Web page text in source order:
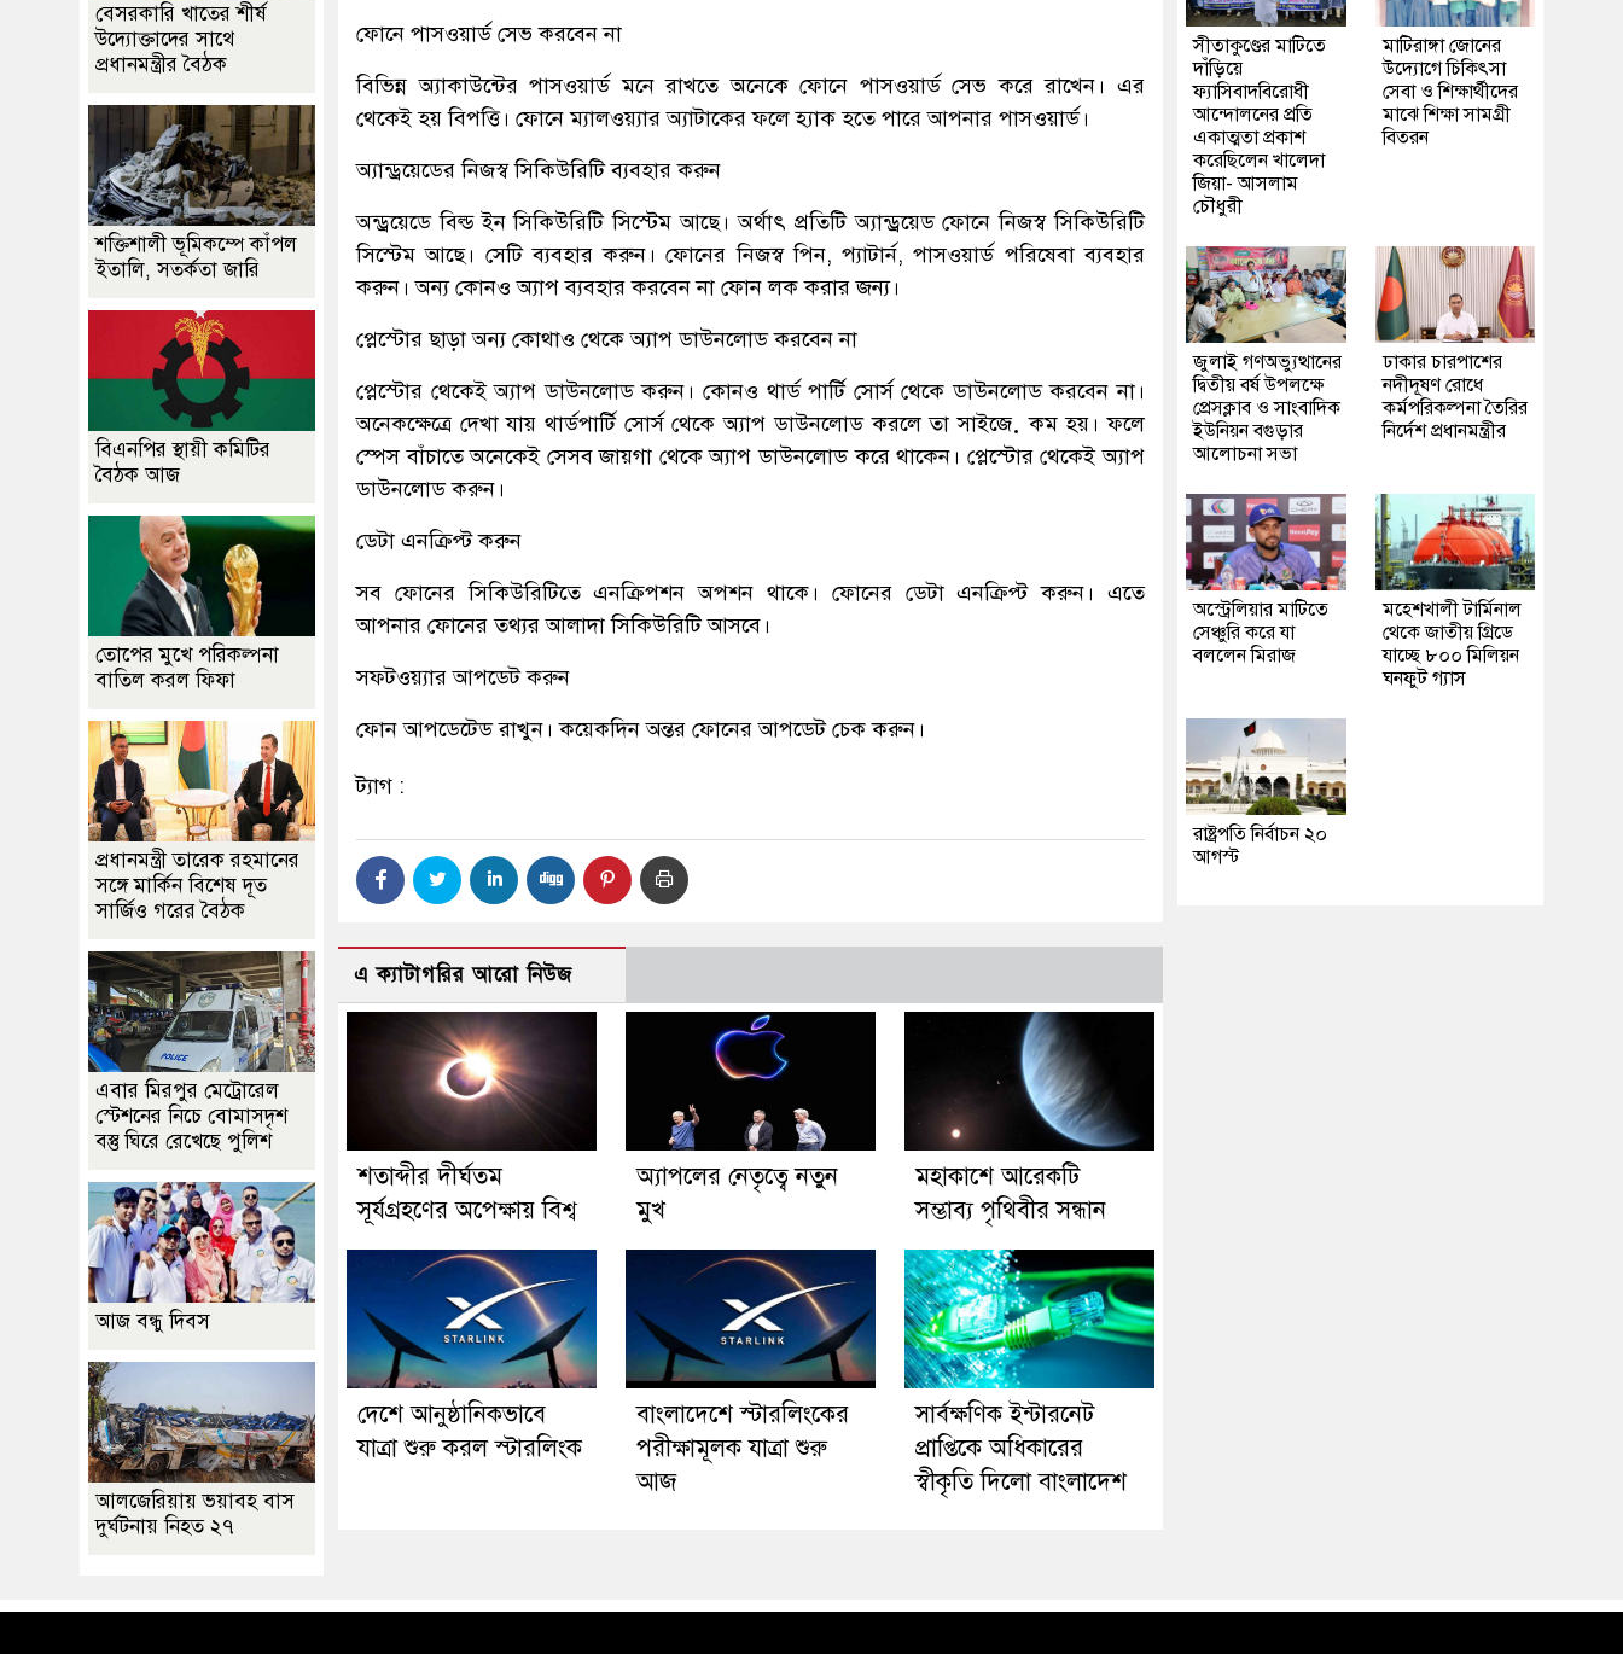
ফোনে পাসওয়ার্ড সেভ করবেন না
বিভিন্ন অ্যাকাউন্টের পাসওয়ার্ড মনে রাখতে অনেকে ফোনে পাসওয়ার্ড সেভ করে রাখেন। এর
থেকেই হয় বিপত্তি। ফোনে ম্যালওয়্যার অ্যাটাকের ফলে হ্যাক হতে পারে আপনার পাসওয়ার্ড।
অ্যান্ড্রয়েডের নিজস্ব সিকিউরিটি ব্যবহার করুন
অন্ড্রয়েডে বিল্ড ইন সিকিউরিটি সিস্টেম আছে। অর্থাৎ প্রতিটি অ্যান্ড্রয়েড ফোনে নিজস্ব সিকিউরিটি
সিস্টেম আছে। সেটি ব্যবহার করুন। ফোনের নিজস্ব পিন, প্যাটার্ন, পাসওয়ার্ড পরিষেবা ব্যবহার
করুন। অন্য কোনও অ্যাপ ব্যবহার করবেন না ফোন লক করার জন্য।
প্লেস্টোর ছাড়া অন্য কোথাও থেকে অ্যাপ ডাউনলোড করবেন না
প্লেস্টোর থেকেই অ্যাপ ডাউনলোড করুন। কোনও থার্ড পার্টি সোর্স থেকে ডাউনলোড করবেন না।
অনেকক্ষেত্রে দেখা যায় থার্ডপার্টি সোর্স থেকে অ্যাপ ডাউনলোড করলে তা সাইজ়ে কম হয়। ফলে
স্পেস বাঁচাতে অনেকেই সেসব জায়গা থেকে অ্যাপ ডাউনলোড করে থাকেন। প্লেস্টোর থেকেই অ্যাপ
ডাউনলোড করুন।
ডেটা এনক্রিপ্ট করুন
সব ফোনের সিকিউরিটিতে এনক্রিপশন অপশন থাকে। ফোনের ডেটা এনক্রিপ্ট করুন। এতে
আপনার ফোনের তথ্যর আলাদা সিকিউরিটি আসবে।
সফটওয়্যার আপডেট করুন
ফোন আপডেটেড রাখুন। কয়েকদিন অন্তর ফোনের আপডেট চেক করুন।
ট্যাগ :
এ ক্যাটাগরির আরো নিউজ
শতাব্দীর দীর্ঘতম
সূর্যগ্রহণের অপেক্ষায় বিশ্ব
অ্যাপলের নেতৃত্বে নতুন
মুখ
মহাকাশে আরেকটি
সম্ভাব্য পৃথিবীর সন্ধান
দেশে আনুষ্ঠানিকভাবে
যাত্রা শুরু করল স্টারলিংক
বাংলাদেশে স্টারলিংকের
পরীক্ষামূলক যাত্রা শুরু
আজ
সার্বক্ষণিক ইন্টারনেট
প্রাপ্তিকে অধিকারের
স্বীকৃতি দিলো বাংলাদেশ
বেসরকারি খাতের শীর্ষ
উদ্যোক্তাদের সাথে
প্রধানমন্ত্রীর বৈঠক
শক্তিশালী ভূমিকম্পে কাঁপল
ইতালি, সতর্কতা জারি
বিএনপির স্থায়ী কমিটির
বৈঠক আজ
তোপের মুখে পরিকল্পনা
বাতিল করল ফিফা
প্রধানমন্ত্রী তারেক রহমানের
সঙ্গে মার্কিন বিশেষ দূত
সার্জিও গরের বৈঠক
এবার মিরপুর মেট্রোরেল
স্টেশনের নিচে বোমাসদৃশ
বস্তু ঘিরে রেখেছে পুলিশ
আজ বন্ধু দিবস
আলজেরিয়ায় ভয়াবহ বাস
দুর্ঘটনায় নিহত ২৭
সীতাকুণ্ডের মাটিতে
দাঁড়িয়ে
ফ্যাসিবাদবিরোধী
আন্দোলনের প্রতি
একাত্মতা প্রকাশ
করেছিলেন খালেদা
জিয়া- আসলাম
চৌধুরী
মাটিরাঙ্গা জোনের
উদ্যোগে চিকিৎসা
সেবা ও শিক্ষার্থীদের
মাঝে শিক্ষা সামগ্রী
বিতরন
জুলাই গণঅভ্যুত্থানের
দ্বিতীয় বর্ষ উপলক্ষে
প্রেসক্লাব ও সাংবাদিক
ইউনিয়ন বগুড়ার
আলোচনা সভা
ঢাকার চারপাশের
নদীদূষণ রোধে
কর্মপরিকল্পনা তৈরির
নির্দেশ প্রধানমন্ত্রীর
অস্ট্রেলিয়ার মাটিতে
সেঞ্চুরি করে যা
বললেন মিরাজ
মহেশখালী টার্মিনাল
থেকে জাতীয় গ্রিডে
যাচ্ছে ৮০০ মিলিয়ন
ঘনফুট গ্যাস
রাষ্ট্রপতি নির্বাচন ২০
আগস্ট